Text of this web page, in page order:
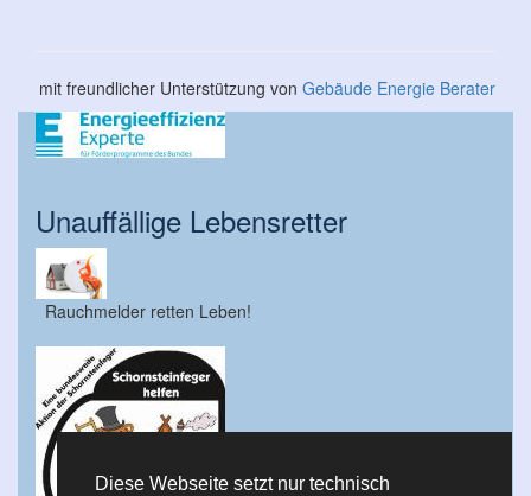
Diese Webseite setzt nur technisch
mit freundlicher Unterstützung von Gebäude Energie Berater
Unauffällige Lebensretter
Rauchmelder retten Leben!